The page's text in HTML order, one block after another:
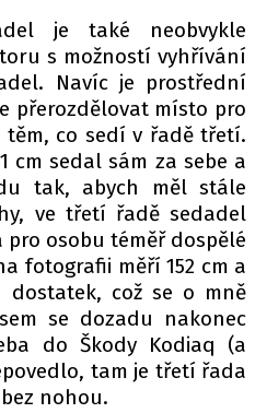
je také neobvykle
s možností vyhřívání
Navíc je prostřední
přerozdělovat místo pro
co sedí v řadě třetí.
cm sedal sám za sebe a
tak, abych měl stále
ve třetí řadě sedadel
osobu téměř dospělé
fotografii měří 152 cm a
dostatek, což se o mně
se dozadu nakonec
do Škody Kodiaq (a
tam je třetí řada
nohou.